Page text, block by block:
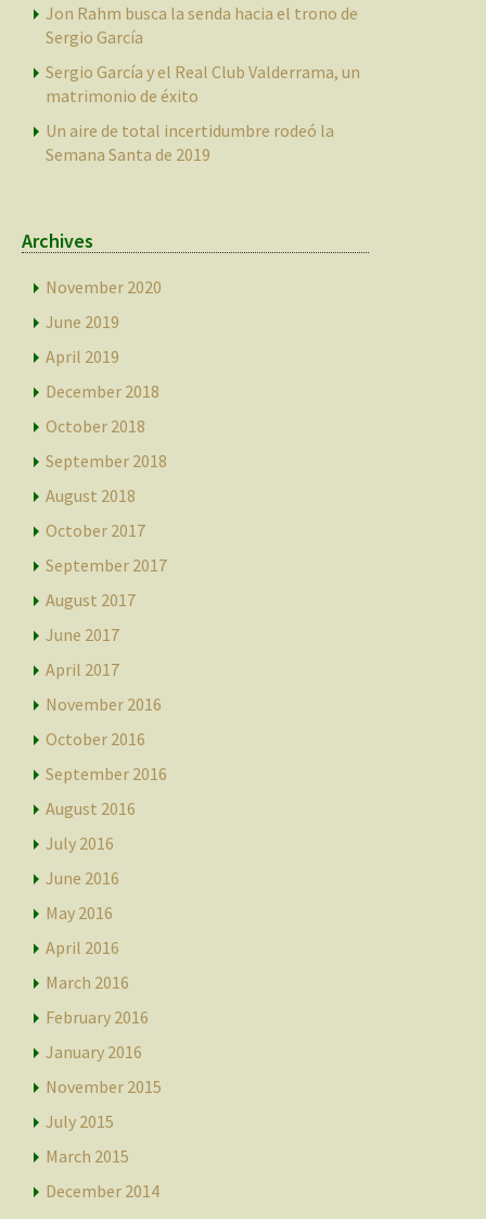
Jon Rahm busca la senda hacia el trono de
Sergio García
Sergio García y el Real Club Valderrama, un
matrimonio de éxito
Un aire de total incertidumbre rodeó la
Semana Santa de 2019
Archives
November 2020
June 2019
April 2019
December 2018
October 2018
September 2018
August 2018
October 2017
September 2017
August 2017
June 2017
April 2017
November 2016
October 2016
September 2016
August 2016
July 2016
June 2016
May 2016
April 2016
March 2016
February 2016
January 2016
November 2015
July 2015
March 2015
December 2014